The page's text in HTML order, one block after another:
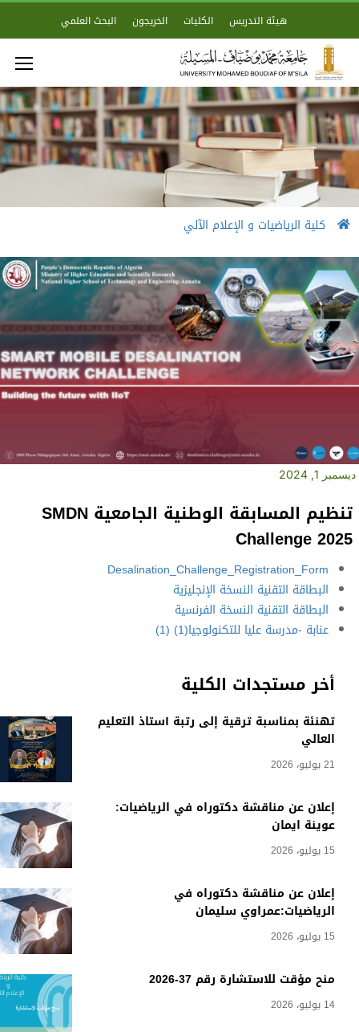
هيئة التدريس الكليات الخريجون البحث العلمي
كلية الرياضيات و الإعلام الآلي
أخر مستجدات الكلية
تهنئة بمناسبة ترقية إلى رتبة أستاذ التعليم
العالي
21 يوليو، 2026
إعلان عن مناقشة دكتوراه في الرياضيات:
عوينة ايمان
15 يوليو، 2026
إعلان عن مناقشة دكتوراه في
الرياضيات:عمراوي سليمان
15 يوليو، 2026
منح مؤقت للاستشارة رقم 37-2026
14 يوليو، 2026
ديسمبر 1, 2024
تنظيم المسابقة الوطنية الجامعية SMDN
Challenge 2025
Desalination_Challenge_Registration_Form
البطاقة التقنية النسخة الإنجليزية
البطاقة التقنية النسخة الفرنسية
عنابة -مدرسة عليا للتكنولوجيا(1) (1)